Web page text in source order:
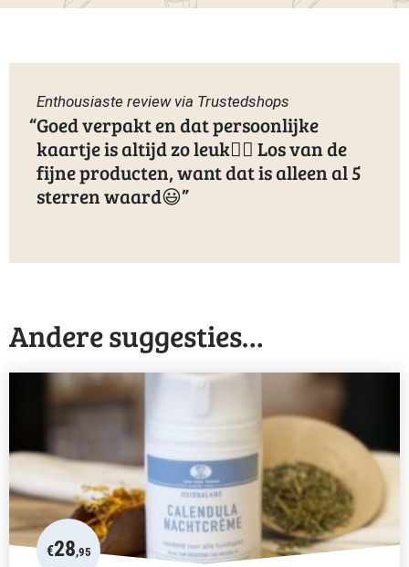
Enthousiaste review via Trustedshops
Goed verpakt en dat persoonlijke
kaartje is altijd zo leuk👌🏻 Los van de
fijne producten, want dat is alleen al 5
sterren waard😃
Andere suggesties…
€28,95